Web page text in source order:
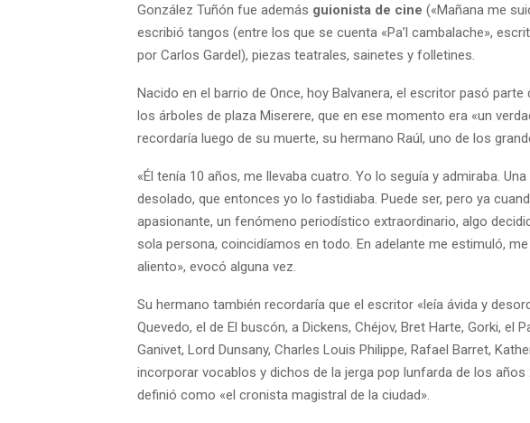
González Tuñón fue además guionista de cine («Mañana me
escribió tangos (entre los que se cuenta «Pa’l cambalache»,
por Carlos Gardel), piezas teatrales, sainetes y folletines.
Nacido en el barrio de Once, hoy Balvanera, el escritor pasó
los árboles de plaza Miserere, que en ese momento era «un
recordaría luego de su muerte, su hermano Raúl, uno de los
«Él tenía 10 años, me llevaba cuatro. Yo lo seguía y admiraba.
desolado, que entonces yo lo fastidiaba. Puede ser, pero ya
apasionante, un fenómeno periodístico extraordinario, algo
sola persona, coincidíamos en todo. En adelante me estimuló,
aliento», evocó alguna vez.
Su hermano también recordaría que el escritor «leía ávida y
Quevedo, el de El buscón, a Dickens, Chéjov, Bret Harte, Gorki, el
Ganivet, Lord Dunsany, Charles Louis Philippe, Rafael Barret,
incorporar vocablos y dichos de la jerga pop lunfarda de los
definió como «el cronista magistral de la ciudad».